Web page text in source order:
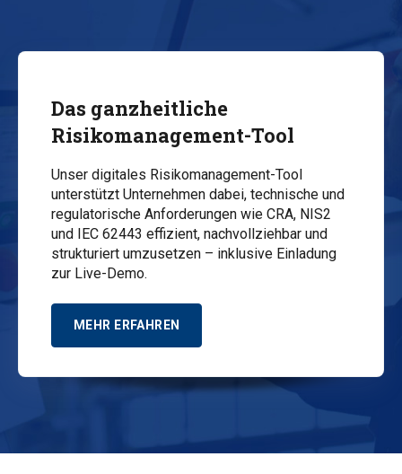
Das ganzheitliche
Risikomanagement-Tool
Unser digitales Risikomanagement-Tool
unterstützt Unternehmen dabei, technische und
regulatorische Anforderungen wie CRA, NIS2
und IEC 62443 effizient, nachvollziehbar und
strukturiert umzusetzen – inklusive Einladung
zur Live-Demo.
MEHR ERFAHREN